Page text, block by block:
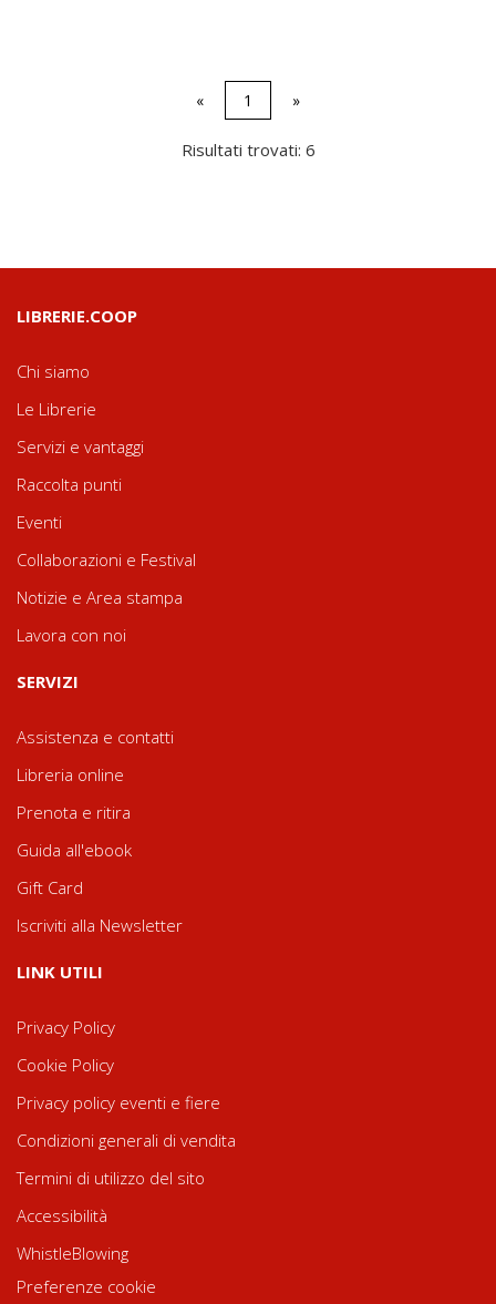
« 1 »
Risultati trovati: 6
LIBRERIE.COOP
Chi siamo
Le Librerie
Servizi e vantaggi
Raccolta punti
Eventi
Collaborazioni e Festival
Notizie e Area stampa
Lavora con noi
SERVIZI
Assistenza e contatti
Libreria online
Prenota e ritira
Guida all'ebook
Gift Card
Iscriviti alla Newsletter
LINK UTILI
Privacy Policy
Cookie Policy
Privacy policy eventi e fiere
Condizioni generali di vendita
Termini di utilizzo del sito
Accessibilità
WhistleBlowing
Preferenze cookie